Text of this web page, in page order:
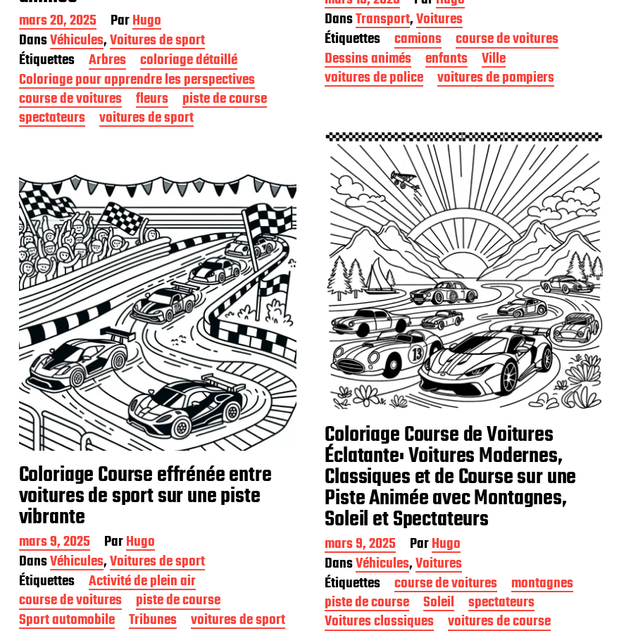
D
a
t
e
d
e
p
u
b
c
a
t
i
o
n
mars 20, 2025 ParHugo
DansVéhicules,Voitures de sport
Étiquettes
Arbres
coloriage détaillé
Coloriage pour apprendre les perspectives
course de voitures
fleurs
piste de course
spectateurs
voitures de sport
a
t
e
d
e
p
i
c
a
o
n
DansTransport,Voitures
Étiquettes
camions
course de voitures
Dessins animés
enfants
Ville
voitures de police
voitures de pompiers
Coloriage Course de Voitures
Éclatante: Voitures Modernes,
Classiques et de Course sur une
Piste Animée avec Montagnes,
Soleil et Spectateurs
D
a
t
e
d
e
mars 9, 2025 ParHugo
DansVéhicules,Voitures
Étiquettes
course de voitures
montagnes
piste de course
Soleil
spectateurs
Voitures classiques
voitures de course
Coloriage Course effrénée entre
voitures de sport sur une piste
vibrante
D
a
t
e
d
e
p
mars 9, 2025 ParHugo
DansVéhicules,Voitures de sport
Étiquettes
Activité de plein air
course de voitures
piste de course
Sport automobile
Tribunes voitures de sport